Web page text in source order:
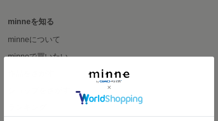
minneを知る
minneについて
minneで買いたい